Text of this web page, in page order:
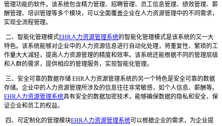
管理功能的软件。该系统包含精力管理、招聘管理、员工信息管理、绩效管理、薪
酬管理、培训管理等多个模块，可以全面覆盖企业在人力资源管理中的不同需求，
实现全流程管理。
二、智能化管理模式EHR人力资源管理系统的智能化管理模式是该系统的又一大
特色。该系统能够对企业中的人力资源信息进行自动化处理，将重复性、繁琐的工
作量大大减轻，提高人力资源管理的精度和效率。该系统还能根据不同的管理层级
和人群的需求，提供相应的管理服务，实现智能化管理。
三、安全可靠的数据存储 EHR人力资源管理系统的另一个特色是安全可靠的数据
存储。企业中的人力资源管理所涉及的信息往往非常敏感，如个人信息、薪酬等。
EHR人力资源管理系统具有安全的数据加密技术，能够确保数据的隐私和安全，保
证企业和员工的权益。
四、可定制化的管理模块EHR人力资源管理系统可以根据企业的需求，为企业提